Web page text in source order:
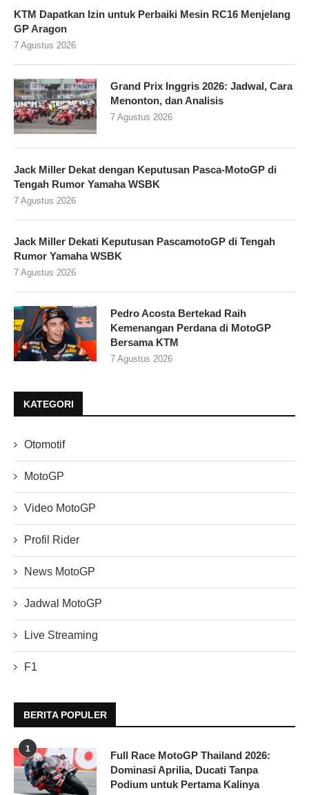
KTM Dapatkan Izin untuk Perbaiki Mesin RC16 Menjelang
GP Aragon
7 Agustus 2026
Grand Prix Inggris 2026: Jadwal, Cara
Menonton, dan Analisis
7 Agustus 2026
Jack Miller Dekat dengan Keputusan Pasca-MotoGP di
Tengah Rumor Yamaha WSBK
7 Agustus 2026
Jack Miller Dekati Keputusan PascamotoGP di Tengah
Rumor Yamaha WSBK
7 Agustus 2026
Pedro Acosta Bertekad Raih
Kemenangan Perdana di MotoGP
Bersama KTM
7 Agustus 2026
KATEGORI
Otomotif
MotoGP
Video MotoGP
Profil Rider
News MotoGP
Jadwal MotoGP
Live Streaming
F1
BERITA POPULER
1
Full Race MotoGP Thailand 2026:
Dominasi Aprilia, Ducati Tanpa
Podium untuk Pertama Kalinya